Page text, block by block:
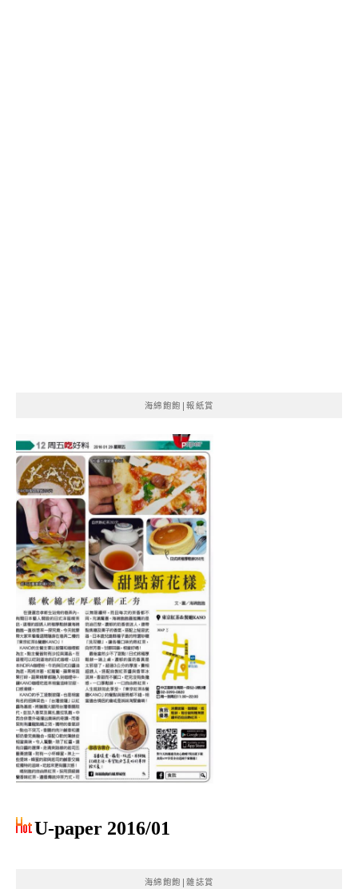
海綿飽飽|報紙賞
U-paper 2016/01
海綿飽飽|雜誌賞